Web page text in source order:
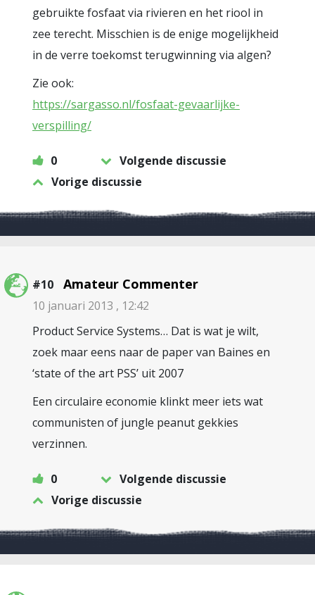
gebruikte fosfaat via rivieren en het riool in
zee terecht. Misschien is de enige mogelijkheid
in de verre toekomst terugwinning via algen?
Zie ook:
https://sargasso.nl/fosfaat-gevaarlijke-
verspilling/
0
Volgende discussie
Vorige discussie
#10 Amateur Commenter
10 januari 2013 , 12:42
Product Service Systems… Dat is wat je wilt,
zoek maar eens naar de paper van Baines en
‘state of the art PSS’ uit 2007
Een circulaire economie klinkt meer iets wat
communisten of jungle peanut gekkies
verzinnen.
0
Volgende discussie
Vorige discussie